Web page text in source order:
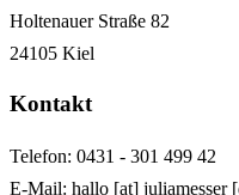
Holtenauer Straße 82
24105 Kiel
Kontakt
Telefon: 0431 - 301 499 42
E-Mail: hallo [at] juliamesser